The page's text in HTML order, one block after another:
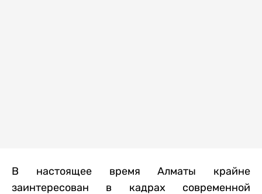
В настоящее время Алматы крайне
заинтересован в кадрах современной